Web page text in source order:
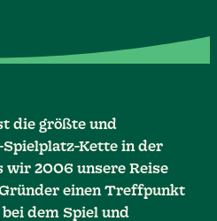
die größte und
Kette in der
wir 2006 unsere Reise
einen Treffpunkt
dem Spiel und